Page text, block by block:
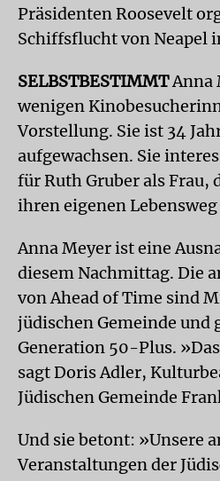
Präsidenten Roosevelt
Schiffsflucht von Neapel
SELBSTBESTIMMTAnna
wenigen
Vorstellung. Sie ist 34
aufgewachsen. Sie
für Ruth Gruber als Frau,
ihren eigenen
Anna Meyer ist eine
diesem Nachmittag. Die
von Ahead of Time sind
jüdischen Gemeinde und
Generation 50-Plus.
sagt Doris Adler,
Jüdischen Gemeinde
Und sie betont: »Unsere
Veranstaltungen der